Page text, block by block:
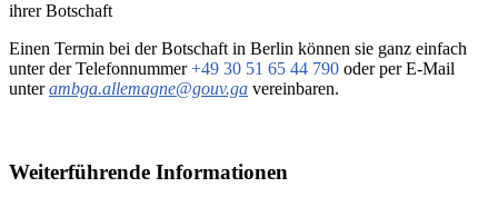
ihrer Botschaft
Einen Termin bei der Botschaft in Berlin können sie ganz einfach
unter der Telefonnummer+49 30 51 65 44 790 oder per E-Mail
unterambga.allemagne@gouv.ga vereinbaren.
Weiterführende Informationen